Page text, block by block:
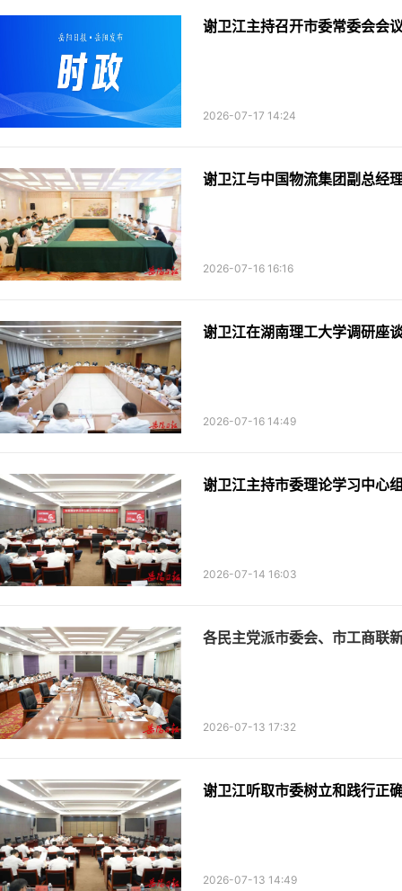
谢卫江主持召开市委常委会会
2026-07-17 14:24
谢卫江与中国物流集团副总经
2026-07-16 16:16
谢卫江在湖南理工大学调研座
2026-07-16 14:49
谢卫江主持市委理论学习中心
2026-07-14 16:03
各民主党派市委会、市工商联
2026-07-13 17:32
2026-07-13 14:49